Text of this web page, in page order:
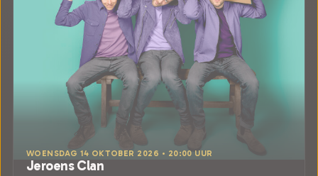
WOENSDAG 14 OKTOBER 2026 • 20:00 UUR
Jeroens Clan